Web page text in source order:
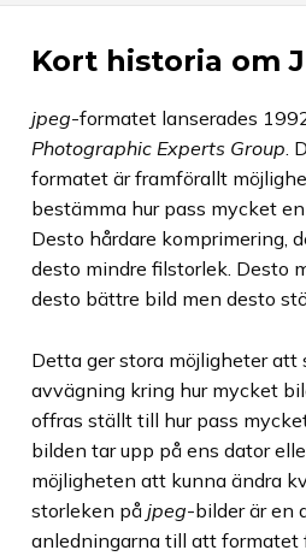
Kort historia om
jpeg-formatet lanserades
Photographic Experts Group .
formatet är framförallt
bestämma hur pass mycket
Desto hårdare komprimering,
desto mindre filstorlek. Desto
desto bättre bild men desto
Detta ger stora möjligheter att
avvägning kring hur mycket
offras ställt till hur pass
bilden tar upp på ens dator
möjligheten att kunna ändra
storleken på jpeg-bilder är en
anledningarna till att formatet